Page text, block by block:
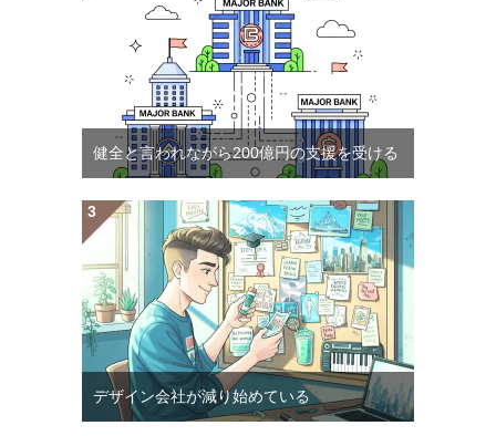
健全と言われながら200億円の支援を受ける
デザイン会社が減り始めている